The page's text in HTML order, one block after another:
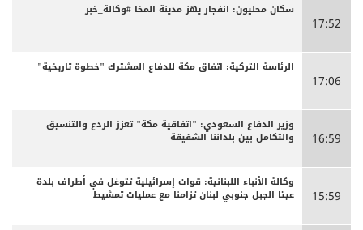
17:52
سكان محليون: انفجار يهز مدينة المخا #وكالة_خبر
17:06
الرئاسة التركية: اتفاق مكة للدفاع المشترك "خطوة تاريخية"
16:59
وزير الدفاع السعودي: "اتفاقية مكة" تعزز الردع والتنسيق
والتكامل بين بلداننا الشقيقة
15:59
وكالة الأنباء اللبنانية: قوات إسرائيلية تتوغل في أطراف بلدة
عيتا الجبل جنوبي لبنان تزامنا مع عمليات تمشيط